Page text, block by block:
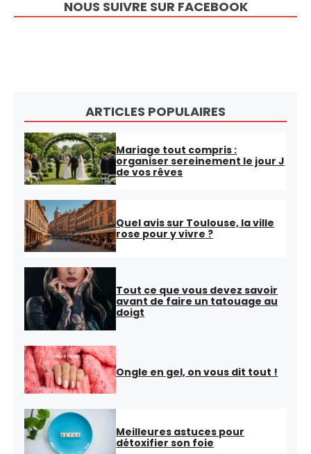
NOUS SUIVRE SUR FACEBOOK
ARTICLES POPULAIRES
Mariage tout compris :
organiser sereinement le jour J
de vos rêves
Quel avis sur Toulouse, la ville
rose pour y vivre ?
Tout ce que vous devez savoir
avant de faire un tatouage au
doigt
Ongle en gel, on vous dit tout !
Meilleures astuces pour
détoxifier son foie